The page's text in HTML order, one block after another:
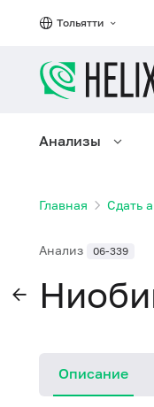
Тольятти
Анализы
Главная Сдать
Анализ 06-339
Описание